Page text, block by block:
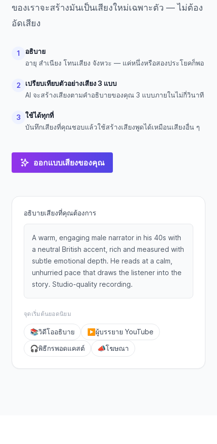
ของเราจะสร้างมันเป็นเสียงใหม่เฉพาะตัว — ไม่ต้อง
อัดเสียง
1
อธิบาย
อายุ สำเนียง โทนเสียง จังหวะ — แค่หนึ่งหรือสองประโยคก็พอ
2
เปรียบเทียบตัวอย่างเสียง 3 แบบ
AI จะสร้างเสียงตามคำอธิบายของคุณ 3 แบบภายในไม่กี่วินาที
3 ใช้ได้ทุกที่
บันทึกเสียงที่คุณชอบแล้วใช้สร้างเสียงพูดได้เหมือนเสียงอื่น ๆ
ออกแบบเสียงของคุณ
อธิบายเสียงที่คุณต้องการ
A warm, engaging male narrator in his 40s with
a neutral British accent, rich and measured with
subtle emotional depth. He reads at a calm,
unhurried pace that draws the listener into the
story. Studio-quality recording.
จุดเริ่มต้นยอดนิยม
📚วิดีโออธิบาย ▶️ ผู้บรรยาย YouTube
🎧พิธีกรพอดแคสต์ 📣โฆษณา